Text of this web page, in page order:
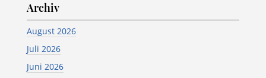
Archiv
August 2026
Juli 2026
Juni 2026